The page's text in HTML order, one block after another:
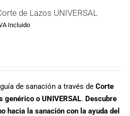
de Lazos UNIVERSAL
Incluido
de sanación a través deCorte
genérico o UNIVERSAL. Descubre
hacia la sanación con la ayuda del